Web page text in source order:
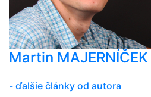
Martin MAJERNÍČEK
- ďalšie články od autora